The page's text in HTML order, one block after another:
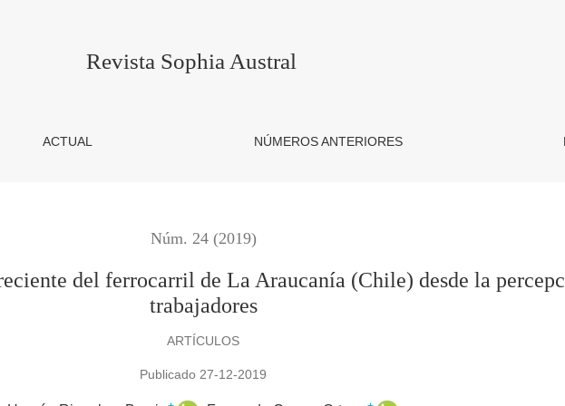
de La Araucanía (Chile) desde la percepción de sus trabajadores
Revista Sophia Austral
ACTUAL NÚMEROS ANTERIORES
Núm. 24 (2019)
del ferrocarril de La Araucanía (Chile) desde la
trabajadores
ARTÍCULOS
Publicado 27-12-2019